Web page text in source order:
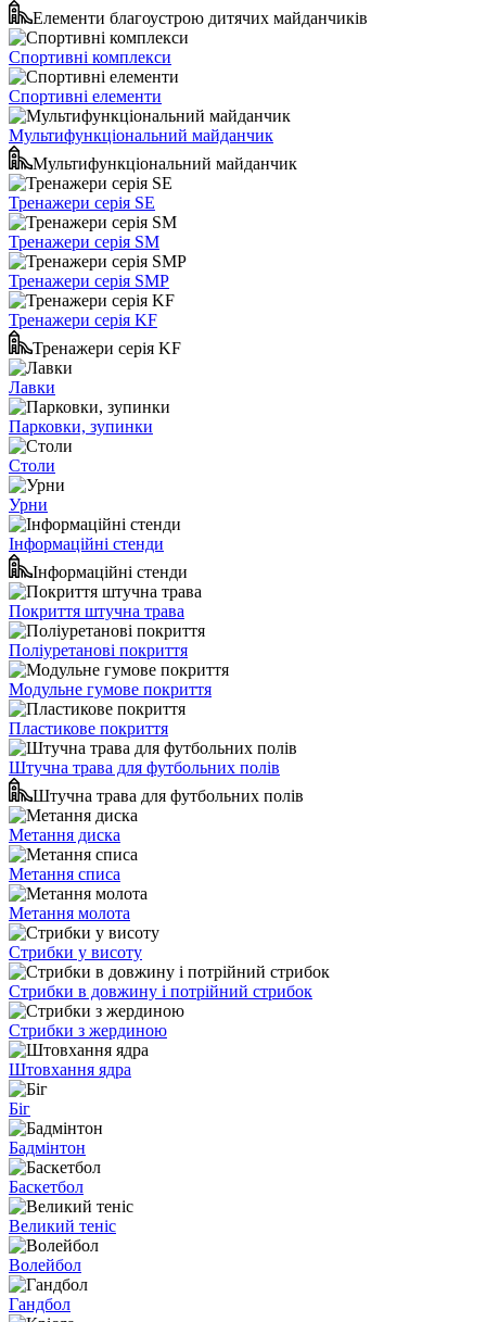
Елементи благоустрою дитячих майданчиків
Спортивні комплекси
Спортивні елементи
Мультифункціональний майданчик
Мультифункціональний майданчик
Тренажери серія SE
Тренажери серія SM
Тренажери серія SMP
Тренажери серія KF
Тренажери серія KF
Лавки
Парковки, зупинки
Столи
Урни
Інформаційні стенди
Інформаційні стенди
Покриття штучна трава
Поліуретанові покриття
Модульне гумове покриття
Пластикове покриття
Штучна трава для футбольних полів
Штучна трава для футбольних полів
Метання диска
Метання списа
Метання молота
Стрибки у висоту
Стрибки в довжину і потрійний стрибок
Стрибки з жердиною
Штовхання ядра
Біг
Бадмінтон
Баскетбол
Великий теніс
Волейбол
Гандбол